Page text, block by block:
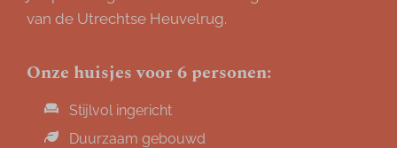
van de Utrechtse Heuvelrug.
Onze huisjes voor 6 personen:
Stijlvol ingericht
Duurzaam gebouwd